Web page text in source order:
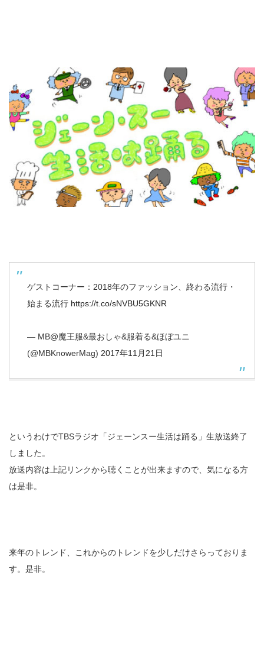
ゲストコーナー：2018年のファッション、終わる流行・
始まる流行 https://t.co/sNVBU5GKNR
— MB@魔王服&最おしゃ&服着る&ほぼユニ
(@MBKnowerMag) 2017年11月21日
というわけでTBSラジオ「ジェーンスー生活は踊る」生放送終了
しました。
放送内容は上記リンクから聴くことが出来ますので、気になる方
は是非。
来年のトレンド、これからのトレンドを少しだけさらっておりま
す。是非。